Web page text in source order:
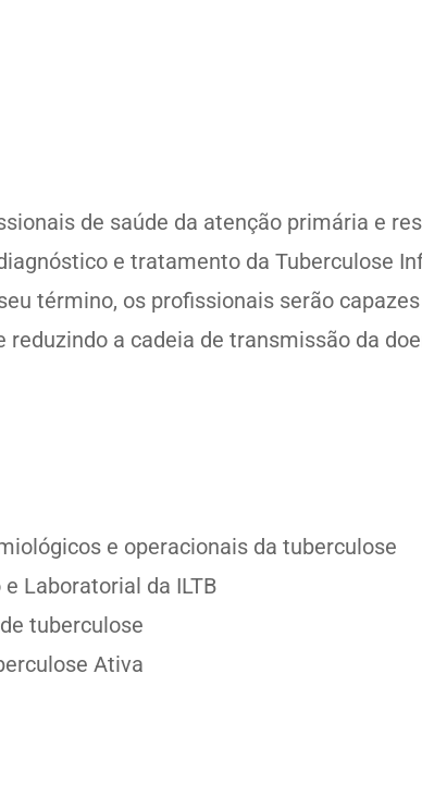
de saúde da atenção primária e
e tratamento da Tuberculose
término, os profissionais serão
a cadeia de transmissão da
e operacionais da tuberculose
Laboratorial da ILTB
tuberculose
Ativa